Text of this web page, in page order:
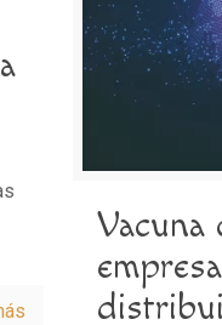
Vacuna